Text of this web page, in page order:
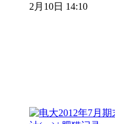
2月10日 14:10